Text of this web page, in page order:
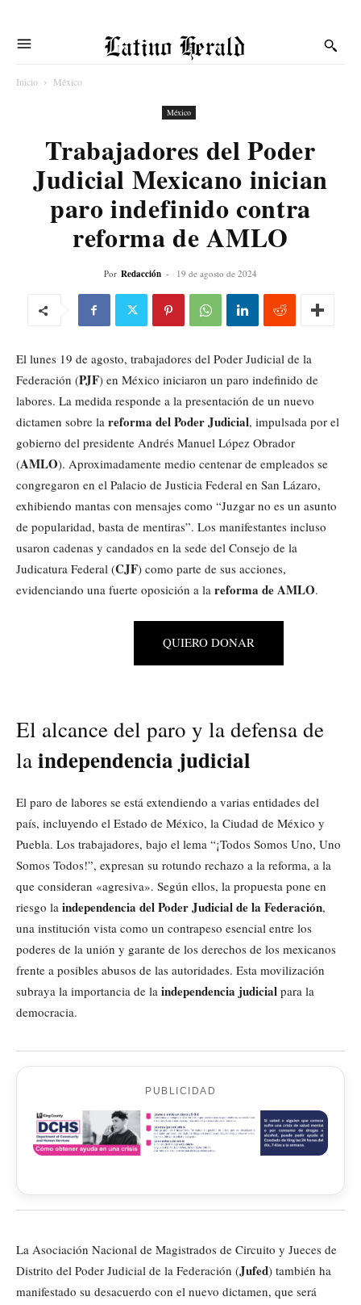
Latino Herald
Inicio México
México
Trabajadores del Poder
Judicial Mexicano inician
paro indefinido contra
reforma de AMLO
Por Redacción - 19 de agosto de 2024
El lunes 19 de agosto, trabajadores del Poder Judicial de la
Federación (PJF) en México iniciaron un paro indefinido de
labores. La medida responde a la presentación de un nuevo
dictamen sobre la reforma del Poder Judicial, impulsada por el
gobierno del presidente Andrés Manuel López Obrador
(AMLO). Aproximadamente medio centenar de empleados se
congregaron en el Palacio de Justicia Federal en San Lázaro,
exhibiendo mantas con mensajes como “Juzgar no es un asunto
de popularidad, basta de mentiras”. Los manifestantes incluso
usaron cadenas y candados en la sede del Consejo de la
Judicatura Federal (CJF) como parte de sus acciones,
evidenciando una fuerte oposición a la reforma de AMLO.
QUIERO DONAR
El alcance del paro y la defensa de
laindependencia judicial
El paro de labores se está extendiendo a varias entidades del
país, incluyendo el Estado de México, la Ciudad de México y
Puebla. Los trabajadores, bajo el lema “¡Todos Somos Uno, Uno
Somos Todos!”, expresan su rotundo rechazo a la reforma, a la
que consideran «agresiva». Según ellos, la propuesta pone en
riesgo la independencia del Poder Judicial de la Federación,
una institución vista como un contrapeso esencial entre los
poderes de la unión y garante de los derechos de los mexicanos
frente a posibles abusos de las autoridades. Esta movilización
subraya la importancia de la independencia judicial para la
democracia.
PUBLICIDAD
La Asociación Nacional de Magistrados de Circuito y Jueces de
Distrito del Poder Judicial de la Federación (Jufed) también ha
manifestado su desacuerdo con el nuevo dictamen, que será